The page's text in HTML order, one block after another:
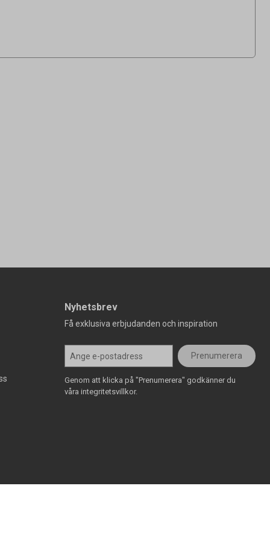
Nyhetsbrev
Få exklusiva erbjudanden och inspiration
Prenumerera
Genom att klicka på "Prenumerera" godkänner du
våra integritetsvillkor.